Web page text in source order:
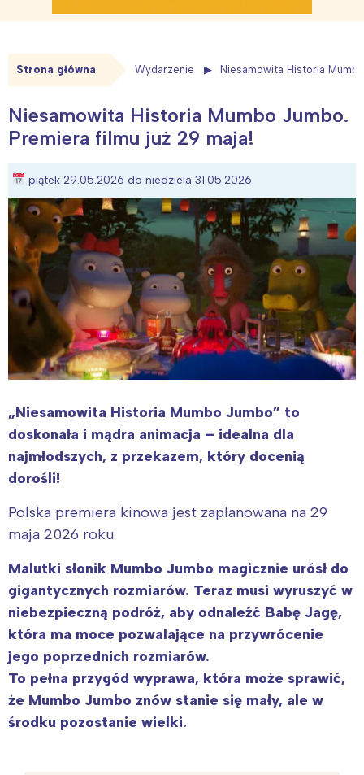
Strona główna Wydarzenie Niesamowita Historia
Niesamowita Historia Mumbo Jumbo.
Premiera filmu już 29 maja!
piątek 29.05.2026 do niedziela 31.05.2026
„Niesamowita Historia Mumbo Jumbo” to
doskonała i mądra animacja – idealna dla
najmłodszych, z przekazem, który docenią
dorośli!
Polska premiera kinowa jest zaplanowana na 29
maja 2026 roku.
Malutki słonik Mumbo Jumbo magicznie urósł do
gigantycznych rozmiarów. Teraz musi wyruszyć w
niebezpieczną podróż, aby odnaleźć Babę Jagę,
która ma moce pozwalające na przywrócenie
jego poprzednich rozmiarów.
To pełna przygód wyprawa, która może sprawić,
że Mumbo Jumbo znów stanie się mały, ale w
środku pozostanie wielki.